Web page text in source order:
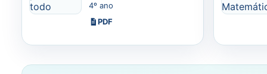
4º ano
PDF